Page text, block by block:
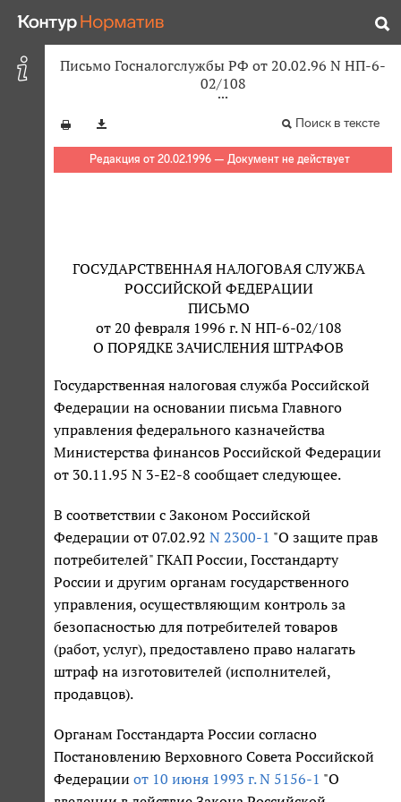
Письмо Госналогслужбы РФ от 20.02.96 N НП-6-
02/108
Поиск в тексте
Редакция от 20.02.1996 — Документ не действует
ГОСУДАРСТВЕННАЯ НАЛОГОВАЯ СЛУЖБА
РОССИЙСКОЙ ФЕДЕРАЦИИ
ПИСЬМО
от 20 февраля 1996 г. N НП-6-02/108
О ПОРЯДКЕ ЗАЧИСЛЕНИЯ ШТРАФОВ
Государственная налоговая служба Российской
Федерации на основании письма Главного
управления федерального казначейства
Министерства финансов Российской Федерации
от 30.11.95 N 3-Е2-8 сообщает следующее.
В соответствии с Законом Российской
Федерации от 07.02.92 N 2300-1 "О защите прав
потребителей" ГКАП России, Госстандарту
России и другим органам государственного
управления, осуществляющим контроль за
безопасностью для потребителей товаров
(работ, услуг), предоставлено право налагать
штраф на изготовителей (исполнителей,
продавцов).
Органам Госстандарта России согласно
Постановлению Верховного Совета Российской
Федерации от 10 июня 1993 г. N 5156-1 "О